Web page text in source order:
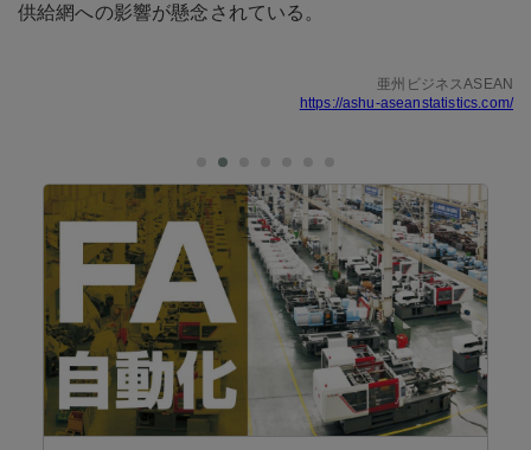
供給網への影響が懸念されている。
亜州ビジネスASEAN
https://ashu-aseanstatistics.com/